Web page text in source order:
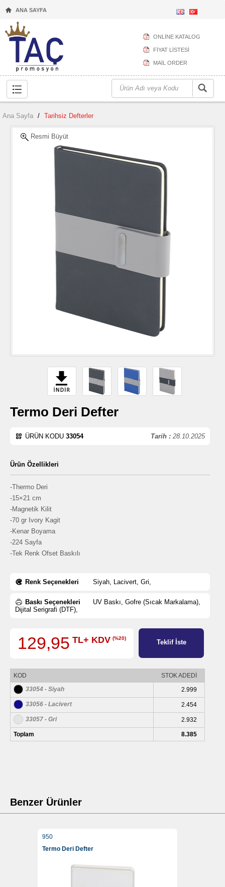
ANA SAYFA
ONLİNE KATALOG
FİYAT LİSTESİ
MAİL ORDER
Ana Sayfa / Tarihsiz Defterler
Resmi Büyüt
Termo Deri Defter
Tarih : 28.10.2025
ÜRÜN KODU 33054
Ürün Özellikleri
-Thermo Deri
-15×21 cm
-Magnetik Kilit
-70 gr Ivory Kagit
-Kenar Boyama
-224 Sayfa
-Tek Renk Ofset Baskılı
Renk Seçenekleri Siyah, Lacivert, Gri,
Baskı Seçenekleri
UV Baskı, Gofre (Sıcak Markalama),
Dijital Serigrafi (DTF),
129,95 TL+ KDV (%20)
Teklif İste
KOD
STOK ADEDİ
33054 - Siyah
2.999
33056 - Lacivert 2.454
33057 - Gri 2.932
Toplam 8.385
Benzer Ürünler
950
Termo Deri Defter